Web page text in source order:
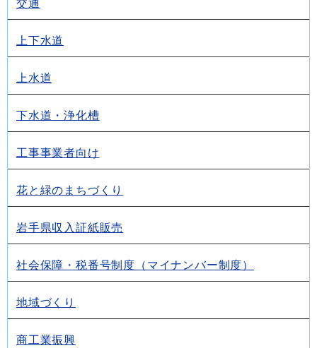
上下水道
上水道
下水道・浄化槽
工事事業者向け
花と緑のまちづくり
岩手県収入証紙販売
社会保障・税番号制度（マイナンバー制度）
地域づくり
商工業振興